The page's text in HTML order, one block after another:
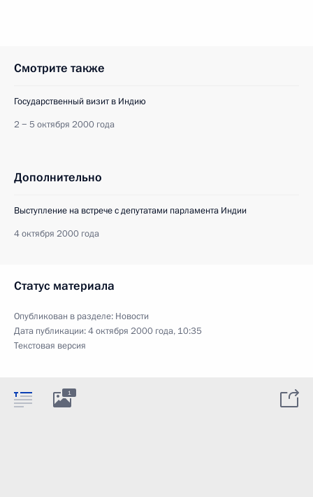
Смотрите также
Государственный визит в Индию
2 − 5 октября 2000 года
Дополнительно
Выступление на встрече с депутатами парламента Индии
4 октября 2000 года
Статус материала
Опубликован в разделе: Новости
Дата публикации:4 октября 2000 года, 10:35
Текстовая версия
1